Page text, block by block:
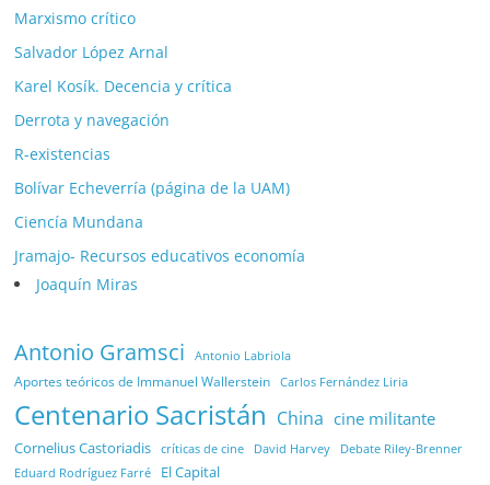
Marxismo crítico
Salvador López Arnal
Karel Kosík. Decencia y crítica
Derrota y navegación
R-existencias
Bolívar Echeverría (página de la UAM)
Ciencía Mundana
Jramajo- Recursos educativos economía
Joaquín Miras
Antonio Gramsci Antonio Labriola
Aportes teóricos de Immanuel Wallerstein Carlos Fernández Liria
Centenario Sacristán China cine militante
Cornelius Castoriadis críticas de cine David Harvey Debate Riley-Brenner
Eduard Rodríguez Farré El Capital